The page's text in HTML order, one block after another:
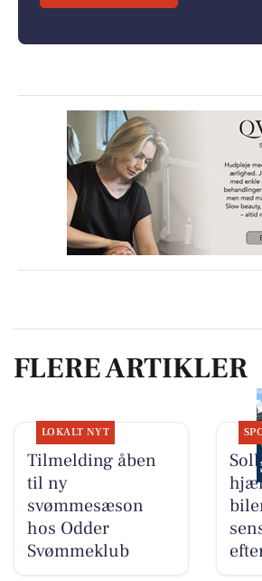
FLERE ARTIKLER
LOKALT NYT
Tilmelding åben
til ny
svømmesæson
hos Odder
Svømmeklub